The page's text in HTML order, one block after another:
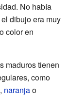
No había
dibujo era muy
color en
maduros tienen
como
, naranjao